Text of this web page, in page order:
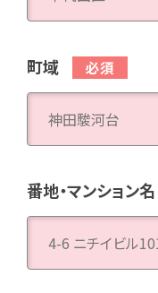
町域
番地・マンション名